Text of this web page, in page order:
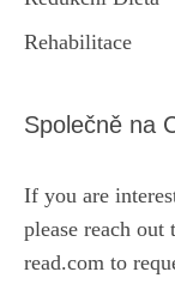
Rehabilitace
Společně na
If you are
please reach
read.com to